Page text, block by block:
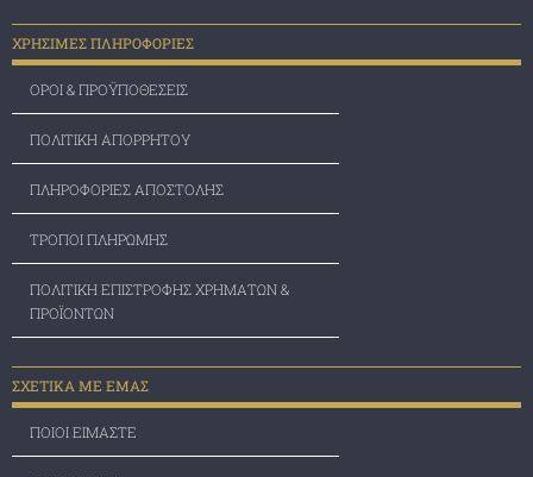
ΧΡΗΣΙΜΕΣ ΠΛΗΡΟΦΟΡΙΕΣ
ΟΡΟΙ & ΠΡΟΫΠΟΘΕΣΕΙΣ
ΠΟΛΙΤΙΚΗ ΑΠΟΡΡΗΤΟΥ
ΠΛΗΡΟΦΟΡΙΕΣ ΑΠΟΣΤΟΛΗΣ
ΤΡΟΠΟΙ ΠΛΗΡΩΜΗΣ
ΠΟΛΙΤΙΚΗ ΕΠΙΣΤΡΟΦΗΣ ΧΡΗΜΑΤΩΝ &
ΠΡΟΪΟΝΤΩΝ
ΣΧΕΤΙΚΑ ΜΕ ΕΜΑΣ
ΠΟΙΟΙ ΕΙΜΑΣΤΕ